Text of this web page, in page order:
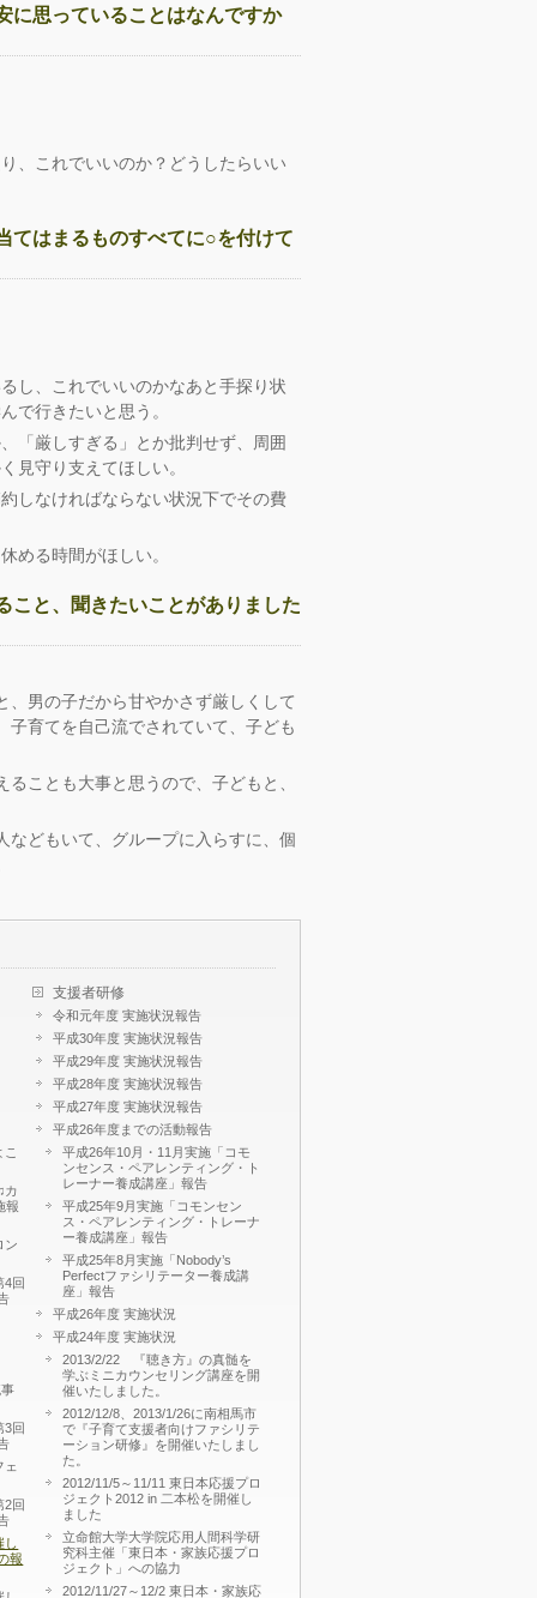
に思っていることはなんですか
、これでいいのか？どうしたらいい
てはまるものすべてに○を付けて
し、これでいいのかなあと手探り状
で行きたいと思う。
「厳しすぎる」とか批判せず、周囲
見守り支えてほしい。
しなければならない状況下でその費
める時間がほしい。
こと、聞きたいことがありました
男の子だから甘やかさず厳しくして
子育てを自己流でされていて、子ども
ことも大事と思うので、子どもと、
などもいて、グループに入らすに、個
カ
報
ン
4回
3回
2回
し
報
支援者研修
令和元年度 実施状況報告
平成30年度 実施状況報告
平成29年度 実施状況報告
平成28年度 実施状況報告
平成27年度 実施状況報告
平成26年度までの活動報告
平成26年10月・11月実施「コモ
ンセンス・ペアレンティング・ト
レーナー養成講座」報告
平成25年9月実施「コモンセン
ス・ペアレンティング・トレーナ
ー養成講座」報告
平成25年8月実施「Nobody’s
Perfectファシリテーター養成講
座」報告
平成26年度 実施状況
平成24年度 実施状況
2013/2/22 『聴き方』の真髄を
学ぶミニカウンセリング講座を開
催いたしました。
2012/12/8、2013/1/26に南相馬市
で『子育て支援者向けファシリテ
ーション研修』を開催いたしまし
た。
2012/11/5～11/11 東日本応援プロ
ジェクト2012 in 二本松を開催し
ました
立命館大学大学院応用人間科学研
究科主催「東日本・家族応援プロ
ジェクト」への協力
2012/11/27～12/2 東日本・家族応